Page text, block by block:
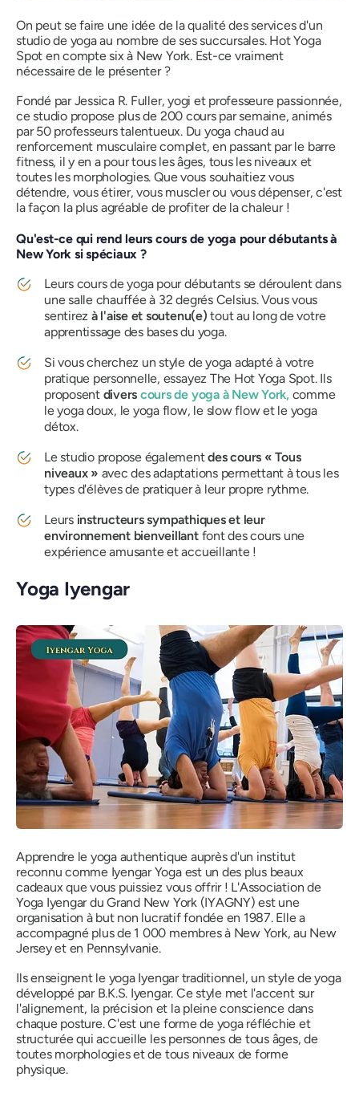
On peut se faire une idée de la qualité des services d'un
studio de yoga au nombre de ses succursales. Hot Yoga
Spot en compte six à New York. Est-ce vraiment
nécessaire de le présenter ?
Fondé par Jessica R. Fuller, yogi et professeure passionnée,
ce studio propose plus de 200 cours par semaine, animés
par 50 professeurs talentueux. Du yoga chaud au
renforcement musculaire complet, en passant par le barre
fitness, il y en a pour tous les âges, tous les niveaux et
toutes les morphologies. Que vous souhaitiez vous
détendre, vous étirer, vous muscler ou vous dépenser, c'est
la façon la plus agréable de profiter de la chaleur !
Qu'est-ce qui rend leurs cours de yoga pour débutants à
New York si spéciaux ?
Leurs cours de yoga pour débutants se déroulent dans
une salle chauffée à 32 degrés Celsius. Vous vous
sentirez à l'aise et soutenu(e)tout au long de votre
apprentissage des bases du yoga.
Si vous cherchez un style de yoga adapté à votre
pratique personnelle, essayez The Hot Yoga Spot. Ils
proposentdivers cours de yoga à New York,comme
le yoga doux, le yoga flow, le slow flow et le yoga
détox.
Le studio propose égalementdes cours « Tous
niveaux » avec des adaptations permettant à tous les
types d'élèves de pratiquer à leur propre rythme.
Leursinstructeurs sympathiques et leur
environnement bienveillant font des cours une
expérience amusante et accueillante !
Yoga Iyengar
Apprendre le yoga authentique auprès d'un institut
reconnu comme Iyengar Yoga est un des plus beaux
cadeaux que vous puissiez vous offrir ! L'Association de
Yoga Iyengar du Grand New York (IYAGNY) est une
organisation à but non lucratif fondée en 1987. Elle a
accompagné plus de 1 000 membres à New York, au New
Jersey et en Pennsylvanie.
Ils enseignent le yoga Iyengar traditionnel, un style de yoga
développé par B.K.S. Iyengar. Ce style met l'accent sur
l'alignement, la précision et la pleine conscience dans
chaque posture. C'est une forme de yoga réfléchie et
structurée qui accueille les personnes de tous âges, de
toutes morphologies et de tous niveaux de forme
physique.